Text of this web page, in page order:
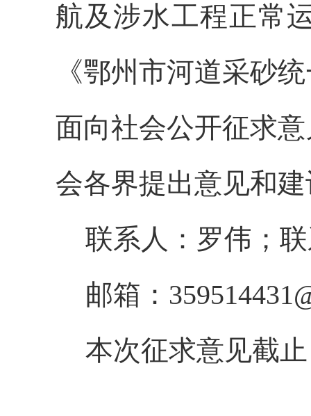
航及涉水工程正常
《鄂州市河道采砂
面向社会公开征求
会各界提出意见和
联系人：罗伟；联
邮箱：
本次征求意见截